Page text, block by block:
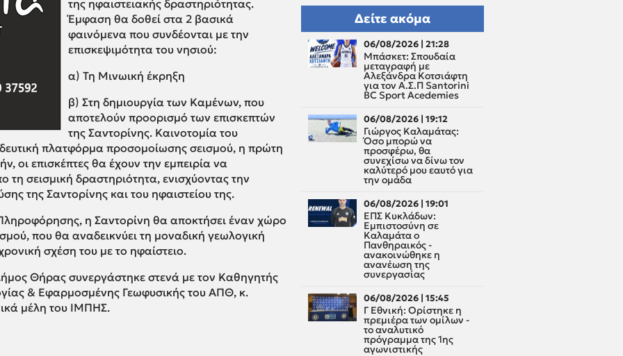
της ηφαιστειακής δραστηριότητας.
Έμφαση θα δοθεί στα 2 βασικά
φαινόμενα που συνδέονται με την
επισκεψιμότητα του νησιού:
α) Τη Μινωική έκρηξη
β) Στη δημιουργία των Καμένων, που
αποτελούν προορισμό των επισκεπτών
της Σαντορίνης. Καινοτομία του
πλατφόρμα προσομοίωσης σεισμού, η πρώτη
οι επισκέπτες θα έχουν την εμπειρία να
τη σεισμική δραστηριότητα, ενισχύοντας την
της Σαντορίνης και του ηφαιστείου της.
η Σαντορίνη θα αποκτήσει έναν χώρο
που θα αναδεικνύει τη μοναδική γεωλογική
σχέση του με το ηφαίστειο.
Θήρας συνεργάστηκε στενά με τον Καθηγητής
& Εφαρμοσμένης Γεωφυσικής του ΑΠΘ, κ.
μέλη του ΙΜΠΗΣ.
Δείτε ακόμα
06/08/2026 | 21:28
Μπάσκετ: Σπουδαία
μεταγραφή με
Αλεξάνδρα Κοτσιάφτη
για τον A.Σ.Π Santorini
BC Sport Acedemies
06/08/2026 | 19:12
Γιώργος Καλαμάτας:
Όσο μπορώ να
προσφέρω, θα
συνεχίσω να δίνω τον
καλύτερό μου εαυτό για
την ομάδα
06/08/2026 | 19:01
ΕΠΣ Κυκλάδων:
Εμπιστοσύνη σε
Καλαμάτα ο
Πανθηραικός -
ανακοινώθηκε η
ανανέωση της
συνεργασίας
06/08/2026 | 15:45
Γ Εθνική: Ορίστηκε η
πρεμιέρα των ομίλων -
το αναλυτικό
πρόγραμμα της 1ης
αγωνιστικής